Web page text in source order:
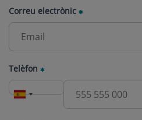
Correu electrònic
Telèfon